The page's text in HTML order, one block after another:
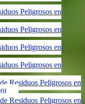
Peligrosos en
Peligrosos en
Peligrosos en
Peligrosos en
Residuos Peligrosos en
Residuos Peligrosos en